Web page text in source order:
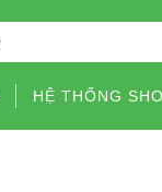
HỆ THỐNG